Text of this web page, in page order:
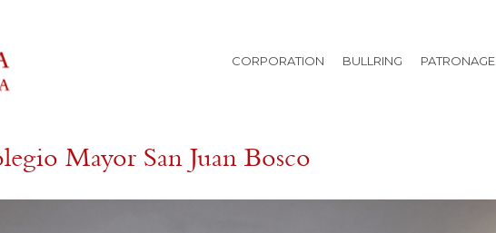
CORPORATION BULLRING PATRONAGE
Mayor San Juan Bosco